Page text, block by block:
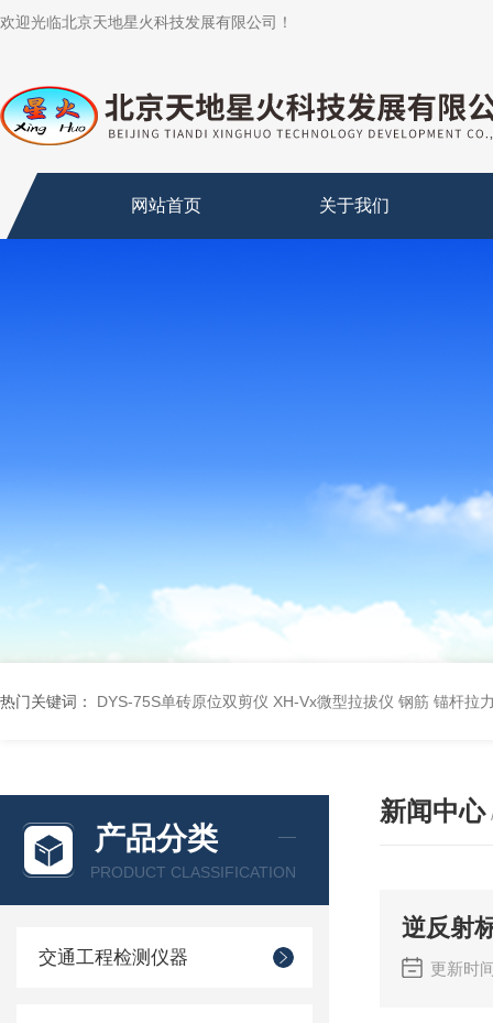
欢迎光临北京天地星火科技发展有限公司！
网站首页 关于我们
热门关键词： DYS-75S单砖原位双剪仪 XH-Vx微型拉拔仪 钢筋 锚杆拉
产品分类
PRODUCT CLASSIFICATION
交通工程检测仪器
新闻中心
逆反射
更新时